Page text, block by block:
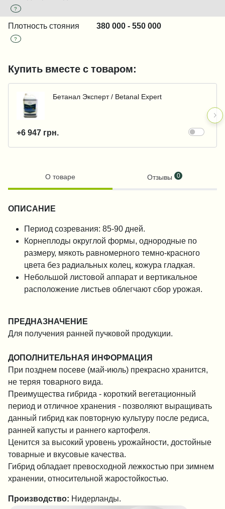
?
Плотность стояния
?
380 000 - 550 000
Купить вместе с товаром:
Бетанал Эксперт / Betanal Expert
+6 947 грн.
О товаре Отзывы 0
ОПИСАНИЕ
Период созревания: 85-90 дней.
Корнеплоды округлой формы, однородные по
размеру, мякоть равномерного темно-красного
цвета без радиальных колец, кожура гладкая.
Небольшой листовой аппарат и вертикальное
расположение листьев облегчают сбор урожая.
ПРЕДНАЗНАЧЕНИЕ
Для получения ранней пучковой продукции.
ДОПОЛНИТЕЛЬНАЯ ИНФОРМАЦИЯ
При позднем посеве (май-июль) прекрасно хранится,
не теряя товарного вида.
Преимущества гибрида - короткий вегетационный
период и отличное хранения - позволяют выращивать
данный гибрид как повторную культуру после редиса,
ранней капусты и раннего картофеля.
Ценится за высокий уровень урожайности, достойные
товарные и вкусовые качества.
Гибрид обладает превосходной лежкостью при зимнем
хранении, относительной жаростойкостью.
Производство: Нидерланды.